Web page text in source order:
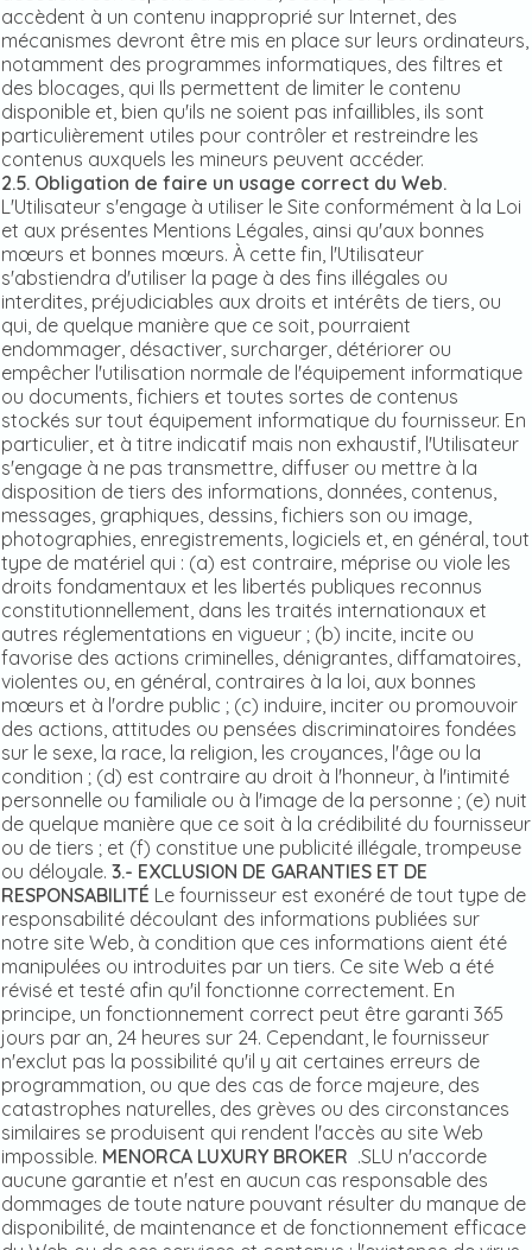
accèdent à un contenu inapproprié sur Internet, des
mécanismes devront être mis en place sur leurs ordinateurs,
notamment des programmes informatiques, des filtres et
des blocages, qui Ils permettent de limiter le contenu
disponible et, bien qu'ils ne soient pas infaillibles, ils sont
particulièrement utiles pour contrôler et restreindre les
contenus auxquels les mineurs peuvent accéder.
2.5. Obligation de faire un usage correct du Web.
L'Utilisateur s'engage à utiliser le Site conformément à la Loi
et aux présentes Mentions Légales, ainsi qu'aux bonnes
mœurs et bonnes mœurs. À cette fin, l'Utilisateur
s'abstiendra d'utiliser la page à des fins illégales ou
interdites, préjudiciables aux droits et intérêts de tiers, ou
qui, de quelque manière que ce soit, pourraient
endommager, désactiver, surcharger, détériorer ou
empêcher l'utilisation normale de l'équipement informatique
ou documents, fichiers et toutes sortes de contenus
stockés sur tout équipement informatique du fournisseur. En
particulier, et à titre indicatif mais non exhaustif, l'Utilisateur
s'engage à ne pas transmettre, diffuser ou mettre à la
disposition de tiers des informations, données, contenus,
messages, graphiques, dessins, fichiers son ou image,
photographies, enregistrements, logiciels et, en général, tout
type de matériel qui : (a) est contraire, méprise ou viole les
droits fondamentaux et les libertés publiques reconnus
constitutionnellement, dans les traités internationaux et
autres réglementations en vigueur ; (b) incite, incite ou
favorise des actions criminelles, dénigrantes, diffamatoires,
violentes ou, en général, contraires à la loi, aux bonnes
mœurs et à l'ordre public ; (c) induire, inciter ou promouvoir
des actions, attitudes ou pensées discriminatoires fondées
sur le sexe, la race, la religion, les croyances, l'âge ou la
condition ; (d) est contraire au droit à l'honneur, à l'intimité
personnelle ou familiale ou à l'image de la personne ; (e) nuit
de quelque manière que ce soit à la crédibilité du fournisseur
ou de tiers ; et (f) constitue une publicité illégale, trompeuse
ou déloyale. 3.- EXCLUSION DE GARANTIES ET DE
RESPONSABILITÉ Le fournisseur est exonéré de tout type de
responsabilité découlant des informations publiées sur
notre site Web, à condition que ces informations aient été
manipulées ou introduites par un tiers. Ce site Web a été
révisé et testé afin qu'il fonctionne correctement. En
principe, un fonctionnement correct peut être garanti 365
jours par an, 24 heures sur 24. Cependant, le fournisseur
n'exclut pas la possibilité qu'il y ait certaines erreurs de
programmation, ou que des cas de force majeure, des
catastrophes naturelles, des grèves ou des circonstances
similaires se produisent qui rendent l'accès au site Web
impossible. MENORCA LUXURY BROKER .SLU n'accorde
aucune garantie et n'est en aucun cas responsable des
dommages de toute nature pouvant résulter du manque de
disponibilité, de maintenance et de fonctionnement efficace